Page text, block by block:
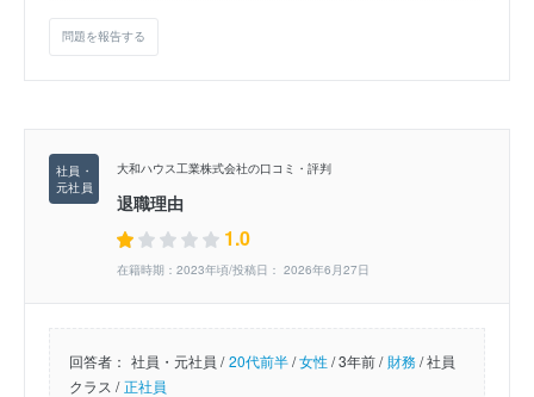
問題を報告する
大和ハウス工業株式会社の口コミ・評判
退職理由
1.0
在籍時期：2023年頃/投稿日： 2026年6月27日
回答者： 社員・元社員 / 20代前半/女性/3年前 / 財務/社員
クラス / 正社員